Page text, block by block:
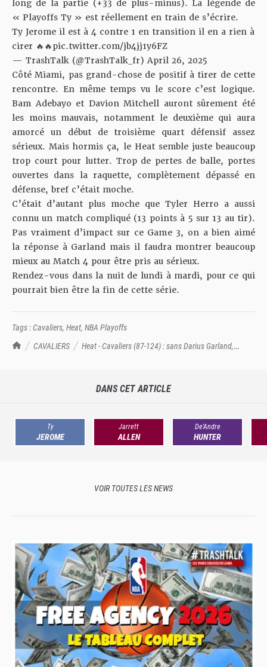
TrashTalk Actu NBA
CAVALIERS
Heat - Cavaliers (87-124) : sans Darius Garland,
long de la partie (+33 de plus-minus). La légende de
« Playoffs Ty » est réellement en train de s’écrire.
Ty Jerome il est à 4 contre 1 en transition il en a rien à
cirer 🔥🔥pic.twitter.com/jb4jj1y6FZ
— TrashTalk (@TrashTalk_fr) April 26, 2025
Côté Miami, pas grand-chose de positif à tirer de cette
rencontre. En même temps vu le score c’est logique.
Bam Adebayo et Davion Mitchell auront sûrement été
les moins mauvais, notamment le deuxième qui aura
amorcé un début de troisième quart défensif assez
sérieux. Mais hormis ça, le Heat semble juste beaucoup
trop court pour lutter. Trop de pertes de balle, portes
ouvertes dans la raquette, complètement dépassé en
défense, bref c’était moche.
C’était d’autant plus moche que Tyler Herro a aussi
connu un match compliqué (13 points à 5 sur 13 au tir).
Pas vraiment d’impact sur ce Game 3, on a bien aimé
la réponse à Garland mais il faudra montrer beaucoup
mieux au Match 4 pour être pris au sérieux.
Rendez-vous dans la nuit de lundi à mardi, pour ce qui
pourrait bien être la fin de cette série.
Tags :Cavaliers, Heat, NBA Playoffs
DANS CET ARTICLE
Ty
JEROME
Jarrett
ALLEN
De'Andre
HUNTER
VOIR TOUTES LES NEWS